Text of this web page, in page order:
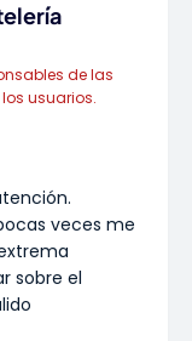
de las
usuarios.
veces me
sobre el